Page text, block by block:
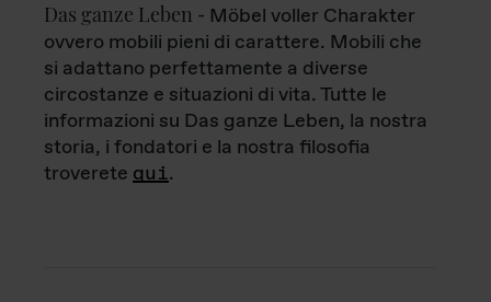
Das ganze Leben - Möbel voller Charakter
ovvero mobili pieni di carattere. Mobili che
si adattano perfettamente a diverse
circostanze e situazioni di vita. Tutte le
informazioni su Das ganze Leben, la nostra
storia, i fondatori e la nostra filosofia
troverete qui.